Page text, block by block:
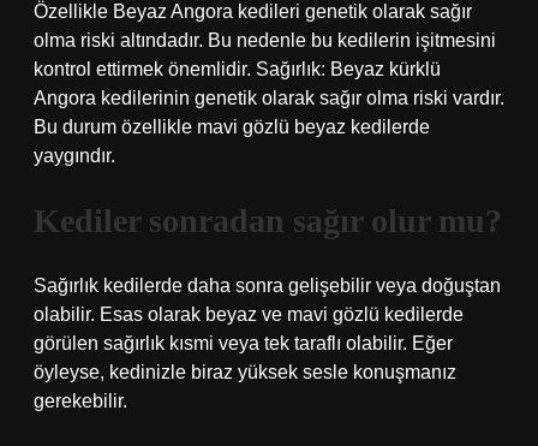
Özellikle Beyaz Angora kedileri genetik olarak sağır
olma riski altındadır. Bu nedenle bu kedilerin işitmesini
kontrol ettirmek önemlidir. Sağırlık: Beyaz kürklü
Angora kedilerinin genetik olarak sağır olma riski vardır.
Bu durum özellikle mavi gözlü beyaz kedilerde
yaygındır.
Kediler sonradan sağır olur mu?
Sağırlık kedilerde daha sonra gelişebilir veya doğuştan
olabilir. Esas olarak beyaz ve mavi gözlü kedilerde
görülen sağırlık kısmi veya tek taraflı olabilir. Eğer
öyleyse, kedinizle biraz yüksek sesle konuşmanız
gerekebilir.